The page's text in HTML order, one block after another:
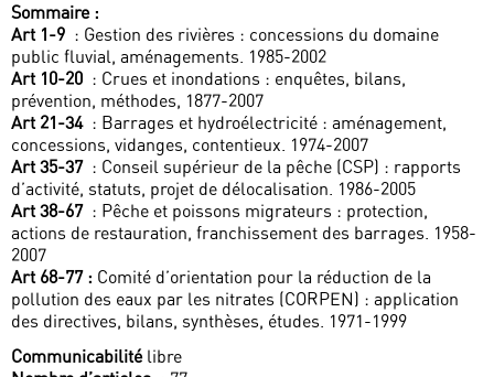
Sommaire :
Art 1-9 : Gestion des rivières : concessions du domaine
public fluvial, aménagements. 1985-2002
Art 10-20 : Crues et inondations : enquêtes, bilans,
prévention, méthodes, 1877-2007
Art 21-34 : Barrages et hydroélectricité : aménagement,
concessions, vidanges, contentieux. 1974-2007
Art 35-37 : Conseil supérieur de la pêche (CSP) : rapports
d’activité, statuts, projet de délocalisation. 1986-2005
Art 38-67 : Pêche et poissons migrateurs : protection,
actions de restauration, franchissement des barrages. 1958-
2007
Art 68-77 : Comité d’orientation pour la réduction de la
pollution des eaux par les nitrates (CORPEN) : application
des directives, bilans, synthèses, études. 1971-1999
Communicabilité libre